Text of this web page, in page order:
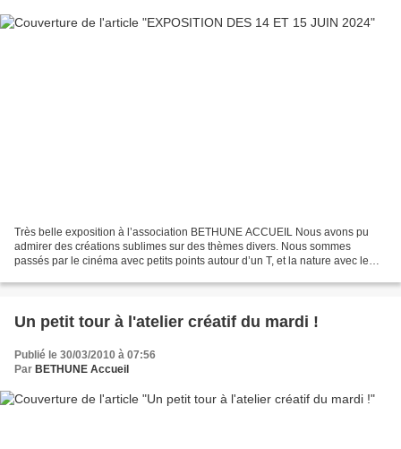
Très belle exposition à l’association BETHUNE ACCUEIL Nous avons pu
admirer des créations sublimes sur des thèmes divers. Nous sommes
passés par le cinéma avec petits points autour d’un T, et la nature avec le
Un petit tour à l'atelier créatif du mardi !
Publié le 30/03/2010 à 07:56
Par BETHUNE Accueil